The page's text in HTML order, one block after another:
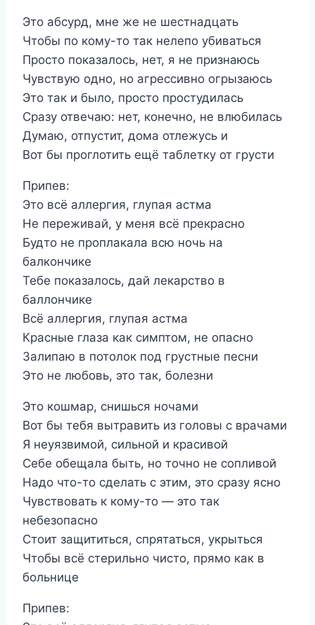
Это абсурд, мне же не шестнадцать
Чтобы по кому-то так нелепо убиваться
Просто показалось, нет, я не признаюсь
Чувствую одно, но агрессивно огрызаюсь
Это так и было, просто простудилась
Сразу отвечаю: нет, конечно, не влюбилась
Думаю, отпустит, дома отлежусь и
Вот бы проглотить ещё таблетку от грусти
Припев:
Это всё аллергия, глупая астма
Не переживай, у меня всё прекрасно
Будто не проплакала всю ночь на
балкончике
Тебе показалось, дай лекарство в
баллончике
Всё аллергия, глупая астма
Красные глаза как симптом, не опасно
Залипаю в потолок под грустные песни
Это не любовь, это так, болезни
Это кошмар, снишься ночами
Вот бы тебя вытравить из головы с врачами
Я неуязвимой, сильной и красивой
Себе обещала быть, но точно не сопливой
Надо что-то сделать с этим, это сразу ясно
Чувствовать к кому-то — это так
небезопасно
Стоит защититься, спрятаться, укрыться
Чтобы всё стерильно чисто, прямо как в
больнице
Припев: